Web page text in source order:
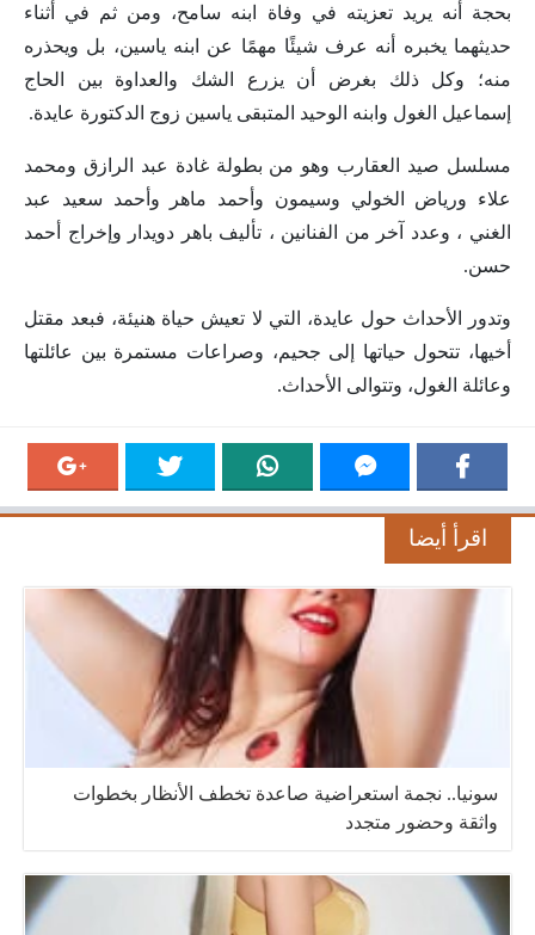
بحجة أنه يريد تعزيته في وفاة ابنه سامح، ومن ثم في أثناء
حديثهما يخبره أنه عرف شيئًا مهمًا عن ابنه ياسين، بل ويحذره
منه؛ وكل ذلك بغرض أن يزرع الشك والعداوة بين الحاج
إسماعيل الغول وابنه الوحيد المتبقى ياسين زوج الدكتورة عايدة.
مسلسل صيد العقارب وهو من بطولة غادة عبد الرازق ومحمد
علاء ورياض الخولي وسيمون وأحمد ماهر وأحمد سعيد عبد
الغني ، وعدد آخر من الفنانين ، تأليف باهر دويدار وإخراج أحمد
حسن.
وتدور الأحداث حول عايدة، التي لا تعيش حياة هنيئة، فبعد مقتل
أخيها، تتحول حياتها إلى جحيم، وصراعات مستمرة بين عائلتها
وعائلة الغول، وتتوالى الأحداث.
اقرأ أيضا
سونيا.. نجمة استعراضية صاعدة تخطف الأنظار بخطوات
واثقة وحضور متجدد